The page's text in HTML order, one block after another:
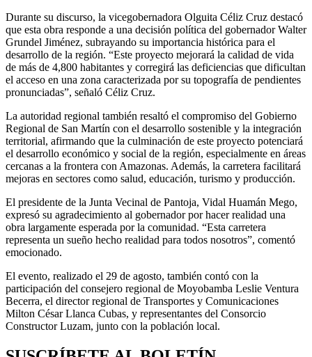
Durante su discurso, la vicegobernadora Olguita Céliz Cruz destacó
que esta obra responde a una decisión política del gobernador Walter
Grundel Jiménez, subrayando su importancia histórica para el
desarrollo de la región. “Este proyecto mejorará la calidad de vida
de más de 4,800 habitantes y corregirá las deficiencias que dificultan
el acceso en una zona caracterizada por su topografía de pendientes
pronunciadas”, señaló Céliz Cruz.
La autoridad regional también resaltó el compromiso del Gobierno
Regional de San Martín con el desarrollo sostenible y la integración
territorial, afirmando que la culminación de este proyecto potenciará
el desarrollo económico y social de la región, especialmente en áreas
cercanas a la frontera con Amazonas. Además, la carretera facilitará
mejoras en sectores como salud, educación, turismo y producción.
El presidente de la Junta Vecinal de Pantoja, Vidal Huamán Mego,
expresó su agradecimiento al gobernador por hacer realidad una
obra largamente esperada por la comunidad. “Esta carretera
representa un sueño hecho realidad para todos nosotros”, comentó
emocionado.
El evento, realizado el 29 de agosto, también contó con la
participación del consejero regional de Moyobamba Leslie Ventura
Becerra, el director regional de Transportes y Comunicaciones
Milton César Llanca Cubas, y representantes del Consorcio
Constructor Luzam, junto con la población local.